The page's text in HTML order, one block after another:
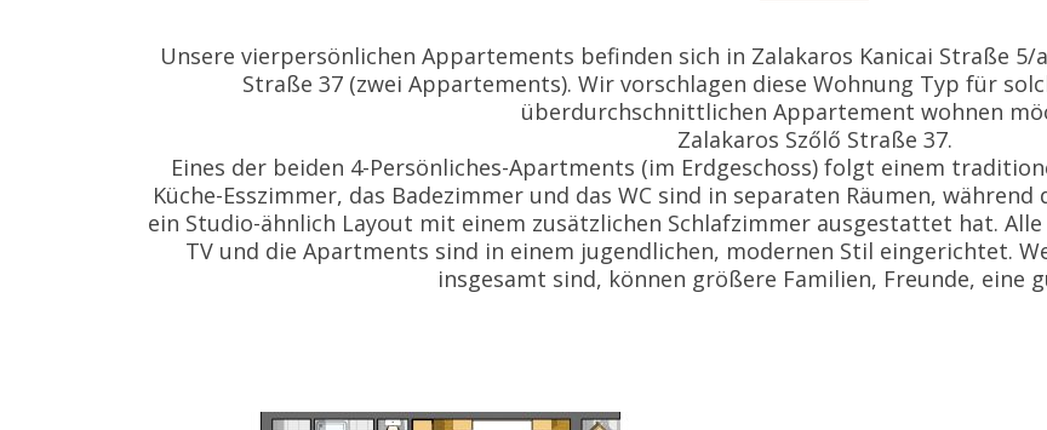
Unsere vierpersönlichen Appartements befinden sich in Zalakaros Kanicai Straße
Straße 37 (zwei Appartements). Wir vorschlagen diese Wohnung Typ für
überdurchschnittlichen Appartement wohnen
Zalakaros Szőlő Straße 37.
Eines der beiden 4-Persönliches-Apartments (im Erdgeschoss) folgt einem
Küche-Esszimmer, das Badezimmer und das WC sind in separaten Räumen,
ein Studio-ähnlich Layout mit einem zusätzlichen Schlafzimmer ausgestattet hat.
TV und die Apartments sind in einem jugendlichen, modernen Stil eingerichtet.
insgesamt sind, können größere Familien, Freunde, eine